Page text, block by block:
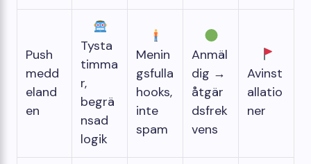
Push
medd
eland
en
Tysta
timma
r,
begrä
nsad
logik
Menin
gsfulla
hooks,
inte
spam
Anmäl
dig →
åtgär
dsfrek
vens
Avinst
allatio
ner